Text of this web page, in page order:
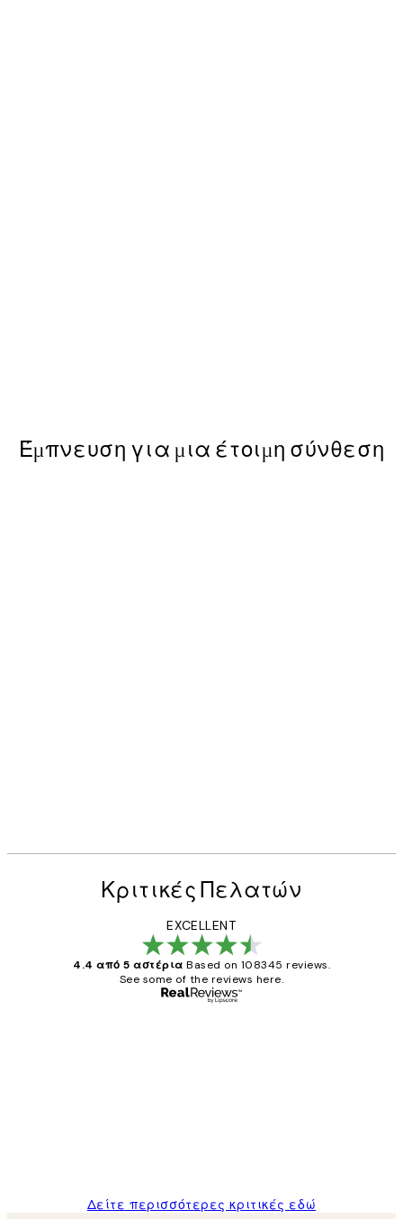
Έμπνευση για μια έτοιμη σύνθεση
Κριτικές Πελατών
EXCELLENT
4.4 από 5 αστέρια Based on 108345 reviews.
See some of the reviews here.
Δείτε περισσότερες κριτικές εδώ